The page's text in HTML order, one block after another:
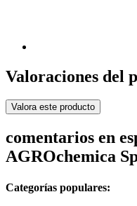
Valoraciones del
Valora este producto
comentarios en
AGROchemica
Categorías populares: